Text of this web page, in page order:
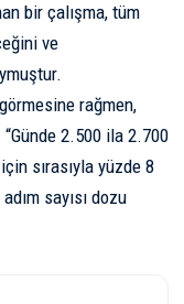
bir çalışma, tüm
ve
rağmen,
2.500 ila 2.700
sırasıyla yüzde 8
sayısı dozu